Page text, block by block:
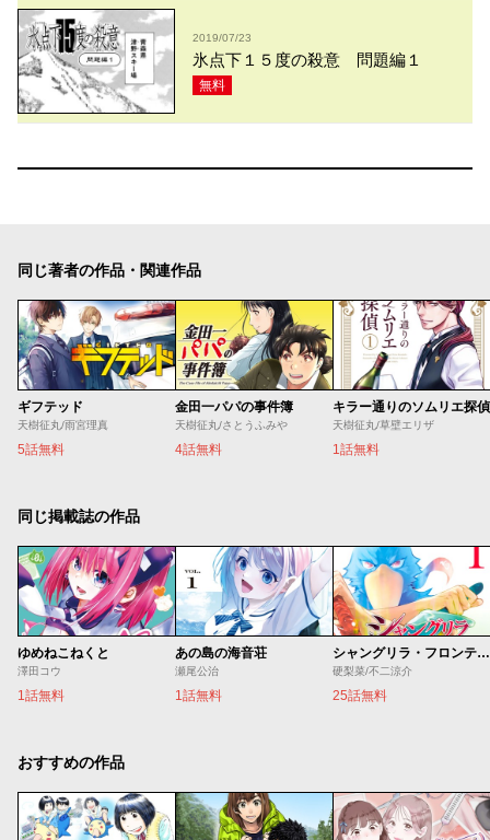
2019/07/23
氷点下１５度の殺意 問題編１
無料
同じ著者の作品・関連作品
ギフテッド
天樹征丸/雨宮理真
5話無料
金田一パパの事件簿
天樹征丸/さとうふみや
4話無料
キラー通りのソムリエ探偵
天樹征丸/草壁エリザ
1話無料
同じ掲載誌の作品
ゆめねこねくと
澤田コウ
1話無料
あの島の海音荘
瀬尾公治
1話無料
シャングリラ・フロンティア
硬梨菜/不二涼介
25話無料
おすすめの作品